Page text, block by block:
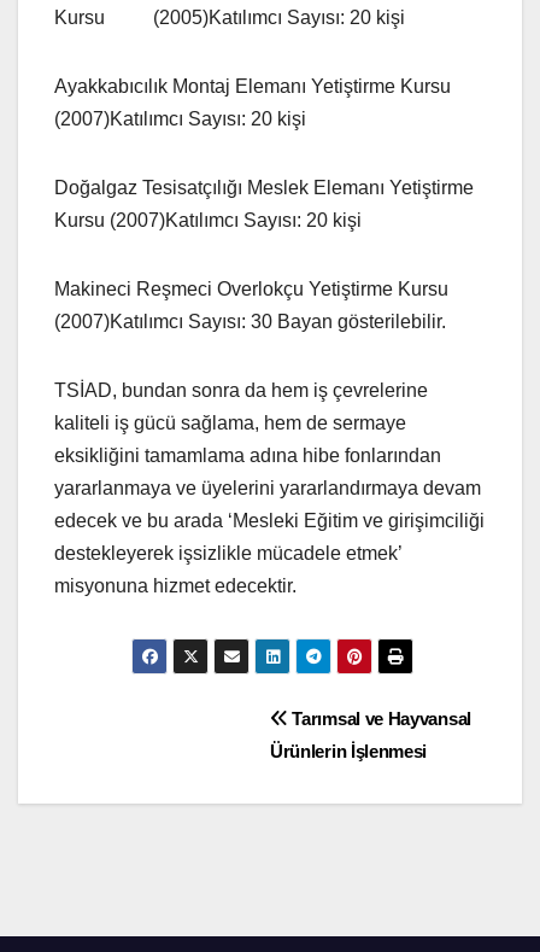
Kursu (2005)Katılımcı Sayısı: 20 kişi
Ayakkabıcılık Montaj Elemanı Yetiştirme Kursu
(2007)Katılımcı Sayısı: 20 kişi
Doğalgaz Tesisatçılığı Meslek Elemanı Yetiştirme
Kursu (2007)Katılımcı Sayısı: 20 kişi
Makineci Reşmeci Overlokçu Yetiştirme Kursu
(2007)Katılımcı Sayısı: 30 Bayan gösterilebilir.
TSİAD, bundan sonra da hem iş çevrelerine
kaliteli iş gücü sağlama, hem de sermaye
eksikliğini tamamlama adına hibe fonlarından
yararlanmaya ve üyelerini yararlandırmaya devam
edecek ve bu arada ‘Mesleki Eğitim ve girişimciliği
destekleyerek işsizlikle mücadele etmek’
misyonuna hizmet edecektir.
Tarımsal ve Hayvansal
Ürünlerin İşlenmesi